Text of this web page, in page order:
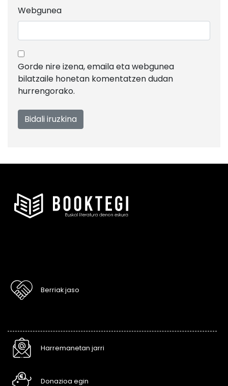
Webgunea
Gorde nire izena, emaila eta webgunea
bilatzaile honetan komentatzen dudan
hurrengorako.
Berriak jaso
Harremanetan jarri
Donazioa egin